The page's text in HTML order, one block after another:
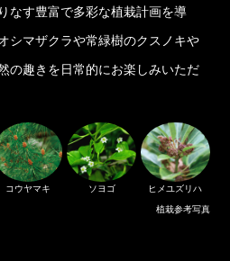
なす豊富で多彩な植栽計画を導
シマザクラや常緑樹のクスノキや
の趣きを日常的にお楽しみいただ
コウヤマキ ソヨゴ ヒメユズリハ
植栽参考写真